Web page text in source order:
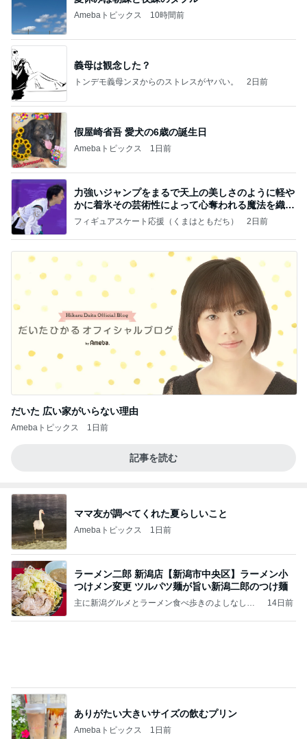
Amebaトピックス 10時間前
義母は観念した？
トンデモ義母ンヌからのストレスがヤバい。 2日前
假屋崎省吾 愛犬の6歳の誕生日
Amebaトピックス 1日前
力強いジャンプをまるで天上の美しさのように軽や
かに着氷その芸術性によって心奪われる魔法を織り
なす
フィギュアスケート応援（くまはともだち） 2日前
だいた 広い家がいらない理由
Amebaトピックス 1日前
記事を読む
ママ友が調べてくれた夏らしいこと
Amebaトピックス 1日前
ラーメン二郎 新潟店【新潟市中央区】ラーメン小
つけメン変更 ツルパツ麺が旨い新潟二郎のつけ麺
主に新潟グルメとラーメン食べ歩きのよしなしご
14日前
ありがたい大きいサイズの飲むプリン
Amebaトピックス 1日前